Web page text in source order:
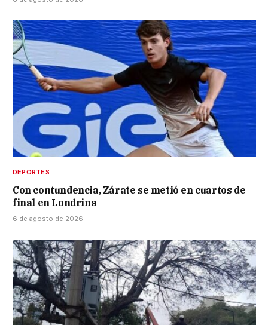
DEPORTES
Con contundencia, Zárate se metió en cuartos de
final en Londrina
6 de agosto de 2026